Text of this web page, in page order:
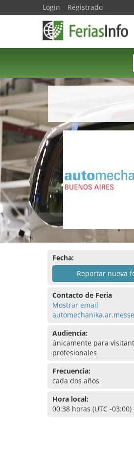
Fecha:
Reportar nueva
Contacto de Feria
Mostrar email
Audiencia:
únicamente para
profesionales
Frecuencia:
cada dos años
Hora local:
00:38 horas (UTC -03:00)
Login Registrado